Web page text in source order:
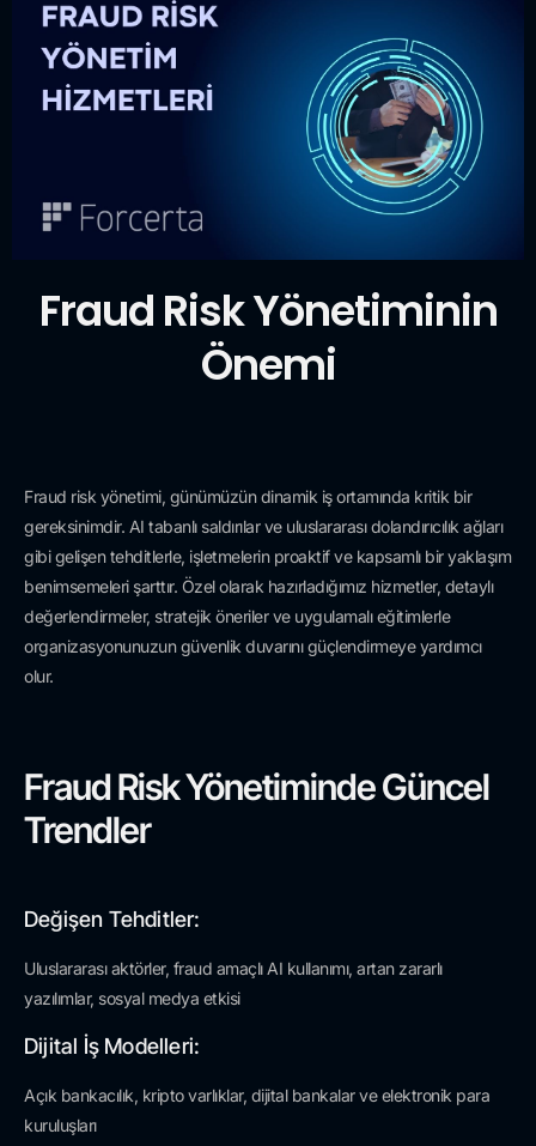
Fraud Risk Yönetiminin
Önemi
Fraud risk yönetimi, günümüzün dinamik iş ortamında kritik bir
gereksinimdir. AI tabanlı saldırılar ve uluslararası dolandırıcılık ağları
gibi gelişen tehditlerle, işletmelerin proaktif ve kapsamlı bir yaklaşım
benimsemeleri şarttır. Özel olarak hazırladığımız hizmetler, detaylı
değerlendirmeler, stratejik öneriler ve uygulamalı eğitimlerle
organizasyonunuzun güvenlik duvarını güçlendirmeye yardımcı
olur.
Fraud Risk Yönetiminde Güncel
Trendler
Değişen Tehditler:
Uluslararası aktörler, fraud amaçlı AI kullanımı, artan zararlı
yazılımlar, sosyal medya etkisi
Dijital İş Modelleri:
Açık bankacılık, kripto varlıklar, dijital bankalar ve elektronik para
kuruluşları